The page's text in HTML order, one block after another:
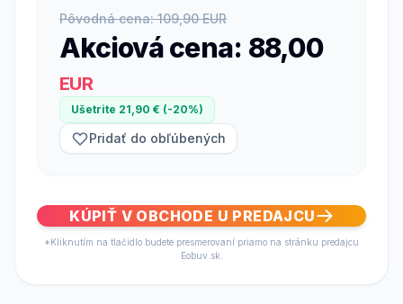
Pôvodná cena: 109,90 EUR
Akciová cena: 88,00
EUR
Ušetrite 21,90 € (-20%)
Pridať do obľúbených
KÚPIŤ V OBCHODE U PREDAJCU
*Kliknutím na tlačidlo budete presmerovaní priamo na stránku predajcu
Eobuv.sk.